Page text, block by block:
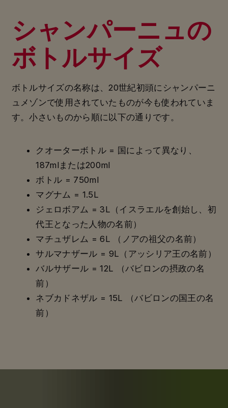
シャンパーニュの
ボトルサイズ
ボトルサイズの名称は、20世紀初頭にシャンパーニ
ュメゾンで使用されていたものが今も使われていま
す。小さいものから順に以下の通りです。
クオーターボトル = 国によって異なり、
187mlまたは200ml
ボトル = 750ml
マグナム = 1.5L
ジェロボアム = 3L（イスラエルを創始し、初
代王となった人物の名前）
マチュザレム = 6L （ノアの祖父の名前）
サルマナザール = 9L（アッシリア王の名前）
バルサザール = 12L （バビロンの摂政の名
前）
ネブカドネザル = 15L （バビロンの国王の名
前）